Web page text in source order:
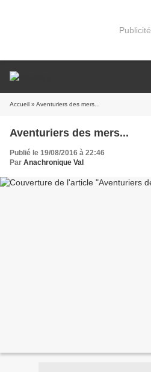
Publicité
Accueil » Aventuriers des mers...
Aventuriers des mers...
Publié le 19/08/2016 à 22:46
Par Anachronique Val